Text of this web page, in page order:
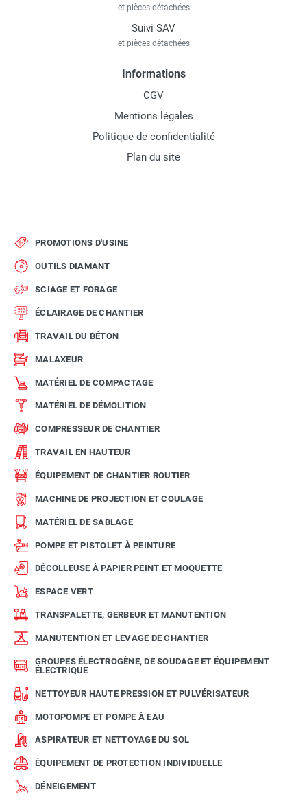
et pièces détachées
Suivi SAV
et pièces détachées
Informations
CGV
Mentions légales
Politique de confidentialité
Plan du site
PROMOTIONS D'USINE
OUTILS DIAMANT
SCIAGE ET FORAGE
ÉCLAIRAGE DE CHANTIER
TRAVAIL DU BÉTON
MALAXEUR
MATÉRIEL DE COMPACTAGE
MATÉRIEL DE DÉMOLITION
COMPRESSEUR DE CHANTIER
TRAVAIL EN HAUTEUR
ÉQUIPEMENT DE CHANTIER ROUTIER
MACHINE DE PROJECTION ET COULAGE
MATÉRIEL DE SABLAGE
POMPE ET PISTOLET À PEINTURE
DÉCOLLEUSE À PAPIER PEINT ET MOQUETTE
ESPACE VERT
TRANSPALETTE, GERBEUR ET MANUTENTION
MANUTENTION ET LEVAGE DE CHANTIER
GROUPES ÉLECTROGÈNE, DE SOUDAGE ET ÉQUIPEMENT
ÉLECTRIQUE
NETTOYEUR HAUTE PRESSION ET PULVÉRISATEUR
MOTOPOMPE ET POMPE À EAU
ASPIRATEUR ET NETTOYAGE DU SOL
ÉQUIPEMENT DE PROTECTION INDIVIDUELLE
DÉNEIGEMENT